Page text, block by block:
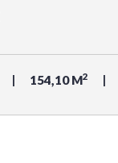
154,10 M2